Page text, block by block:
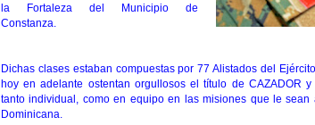
la Fortaleza del Municipio de
Constanza.
Dichas clases estaban compuestas por 77 Alistados del
hoy en adelante ostentan orgullosos el título de CAZADOR
tanto individual, como en equipo en las misiones que le
Dominicana.